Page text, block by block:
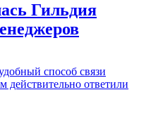
Гильдия